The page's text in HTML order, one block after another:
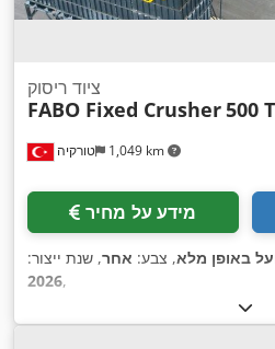
טורקיה 1,049 km
ציוד ריסוק
FABO Fixed Crusher500
מידע על מחיר
באופן מלא, צבע: אחר, שנת ייצור:
2026,